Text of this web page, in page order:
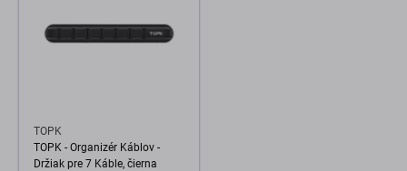
TOPK
TOPK - Organizér Káblov -
Držiak pre 7 Káble, čierna